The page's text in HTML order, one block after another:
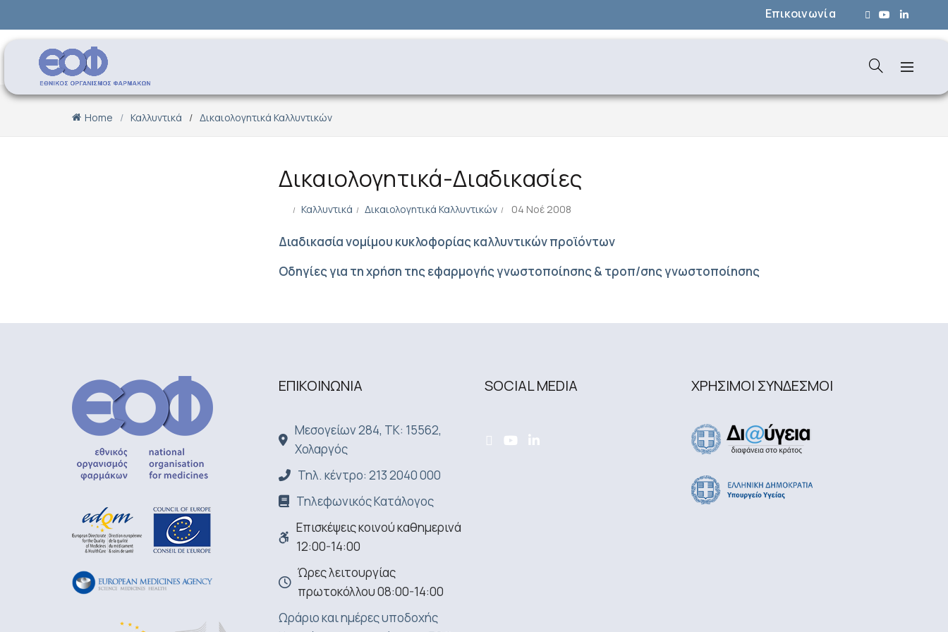
Επικοινωνία
Home Καλλυντικά Δικαιολογητικά Καλλυντικών
Δικαιολογητικά-Διαδικασίες
Καλλυντικά Δικαιολογητικά Καλλυντικών 04 Νοέ 2008
Διαδικασία νομίμου κυκλοφορίας καλλυντικών προϊόντων
Οδηγίες για τη χρήση της εφαρμογής γνωστοποίησης & τροπ/σης γνωστοποίησης
ΕΠΙΚΟΙΝΩΝΙA
Μεσογείων 284, ΤΚ: 15562,
Χολαργός
Τηλ. κέντρο: 213 2040 000
Τηλεφωνικός Κατάλογος
Επισκέψεις κοινού καθημερινά
12:00-14:00
Ώρες λειτουργίας
πρωτοκόλλου 08:00-14:00
Ωράριο και ημέρες υποδοχής
SOCIAL MEDIA ΧΡΗΣΙΜΟΙ ΣΥΝΔΕΣΜΟΙ